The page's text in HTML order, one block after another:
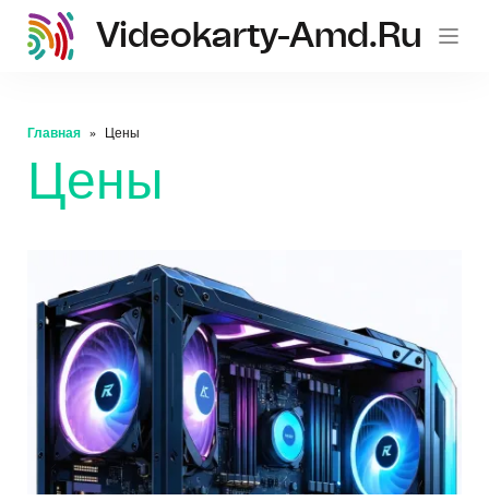
Videokarty-Amd.ru
Главная Цены
Цены